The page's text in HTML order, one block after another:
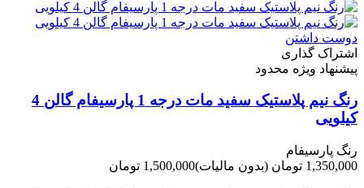
دوست داشتن
اشتراک گذاری
پیشنهاد ویژه محدود
رنگ نیم پلاستیک سفید مات درجه 1 پارسیفام گالن 4
کیلویی
رنگ پارسیفام
1,350,000 تومان
(بدون مالیات)1,500,000 تومان